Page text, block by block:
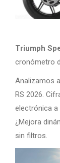
Triumph
cronómetro
Analizamos
RS 2026.
electrónica a
¿Mejora
sin filtros.